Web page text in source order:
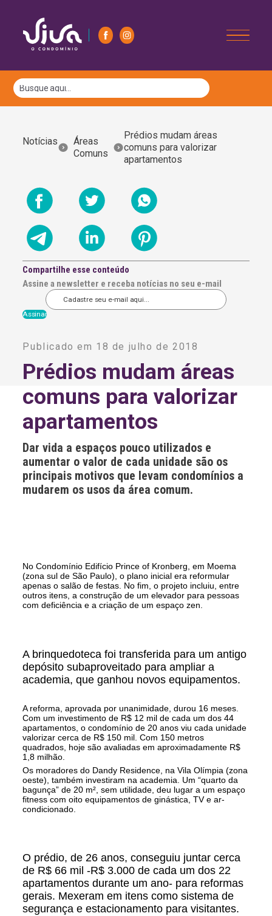
Notícias
Áreas
Comuns
Prédios mudam áreas
comuns para valorizar
apartamentos
Compartilhe esse conteúdo
Assine a newsletter e receba notícias no seu e-mail
t
n
t
v
:
Publicado em 18 de julho de 2018
Prédios mudam áreas
comuns para valorizar
apartamentos
Dar vida a espaços pouco utilizados e
aumentar o valor de cada unidade são os
principais motivos que levam condomínios a
mudarem os usos da área comum.
No Condomínio Edifício Prince of Kronberg, em Moema
(zona sul de São Paulo), o plano inicial era reformular
apenas o salão de festas. No fim, o projeto incluiu, entre
outros itens, a construção de um elevador para pessoas
com deficiência e a criação de um espaço zen.
A brinquedoteca foi transferida para um antigo
depósito subaproveitado para ampliar a
academia, que ganhou novos equipamentos.
A reforma, aprovada por unanimidade, durou 16 meses.
Com um investimento de R$ 12 mil de cada um dos 44
apartamentos, o condomínio de 20 anos viu cada unidade
valorizar cerca de R$ 150 mil. Com 150 metros
quadrados, hoje são avaliadas em aproximadamente R$
1,8 milhão.
Os moradores do Dandy Residence, na Vila Olímpia (zona
oeste), também investiram na academia. Um “quarto da
bagunça” de 20 m², sem utilidade, deu lugar a um espaço
fitness com oito equipamentos de ginástica, TV e ar-
condicionado.
O prédio, de 26 anos, conseguiu juntar cerca
de R$ 66 mil -R$ 3.000 de cada um dos 22
apartamentos durante um ano- para reformas
gerais. Mexeram em itens como sistema de
segurança e estacionamento para visitantes.